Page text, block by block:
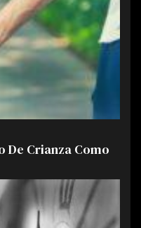
De Crianza Como